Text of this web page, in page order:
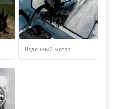
Лодочный мотор